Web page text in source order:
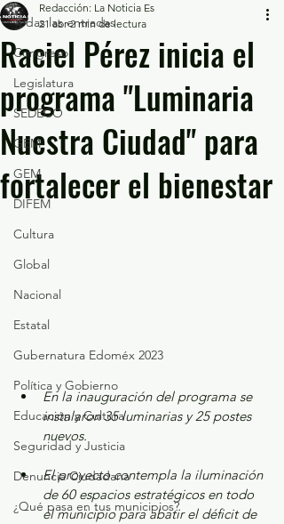
Todas las entradas
Congreso
Legislatura
SEDECO
GEM
GEM
DIFEM
Cultura
Global
Nacional
Estatal
Gubernatura Edoméx 2023
Política y Gobierno
Educación y Cultura
Seguridad y Justicia
Denuncia Ciudadana
¿Qué pasa en tus municipios?
Raciel Pérez inicia el
programa "Luminaria
Nuestra Ciudad" para
fortalecer el bienestar
Redacción: La Noticia Es
21 abr 2 min de lectura
En la inauguración del programa se
instalaron 35 luminarias y 25 postes
nuevos.
El proyecto contempla la iluminación
de 60 espacios estratégicos en todo
el municipio para abatir el déficit de